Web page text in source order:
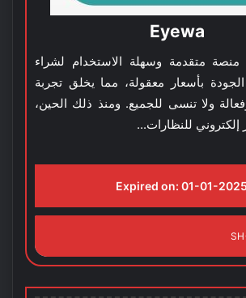
Eyewa
متقدمة وسهلة الاستخدام لشراء
بأسعار معقولة، مما يخلق تجربة
ولا تنسى للجميع. ومنذ ذلك الحين،
إلكتروني للنظارات...
Expired on: 01-01-2025